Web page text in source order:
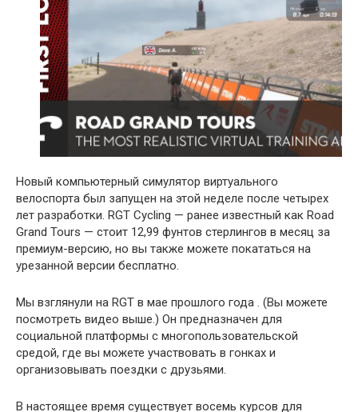
Новый компьютерный симулятор виртуального
велоспорта был запущен на этой неделе после четырех
лет разработки. RGT Cycling — ранее известный как Road
Grand Tours — стоит 12,99 фунтов стерлингов в месяц за
премиум-версию, но вы также можете покататься на
урезанной версии бесплатно.
Мы взглянули на RGT в мае прошлого года . (Вы можете
посмотреть видео выше.) Он предназначен для
социальной платформы с многопользовательской
средой, где вы можете участвовать в гонках и
организовывать поездки с друзьями.
В настоящее время существует восемь курсов для